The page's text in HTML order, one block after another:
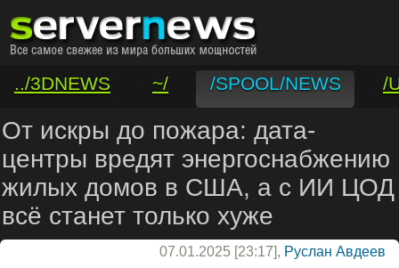
../3DNEWS ~/ /SPOOL/NEWS
/
/VAR/CONTACT
От искры до пожара: дата-
центры вредят энергоснабжению
жилых домов в США, а с ИИ ЦОД
всё станет только хуже
07.01.2025 [23:17], Руслан Авдеев